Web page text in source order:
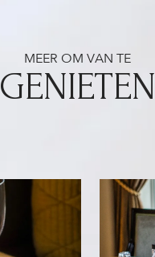
MEER OM VAN TE
GENIETEN